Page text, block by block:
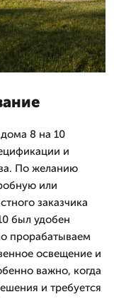
8 на 10
и
По желанию
или
заказчика
был удобен
прорабатываем
освещение и
важно, когда
и требуется